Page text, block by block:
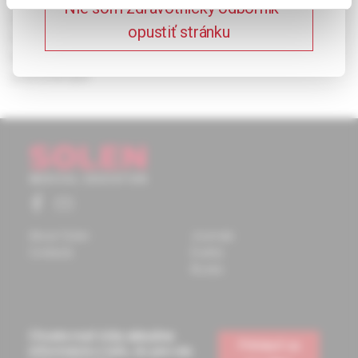
zdravotnická zařízení, ženy 2× častěji, u adolescentů je
častou komplikací suicidální pokus. Krizová intervence (KI) je
psychoterapie.
Nie som zdravotnícky odborník –
opustiť stránku